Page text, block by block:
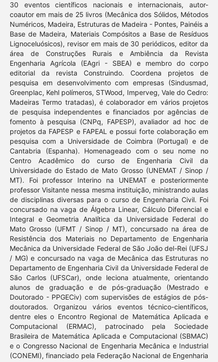
30 eventos científicos nacionais e internacionais, autor-
coautor em mais de 25 livros (Mecânica dos Sólidos, Métodos
Numéricos, Madeira, Estruturas de Madeira - Pontes, Painéis a
Base de Madeira, Materiais Compósitos a Base de Resíduos
Lignoceluósicos), revisor em mais de 30 periódicos, editor da
área de Construções Rurais e Ambiência da Revista
Engenharia Agrícola (EAgri - SBEA) e membro do corpo
editorial da revista Construindo. Coordena projetos de
pesquisa em desenvolvimento com empresas (Sindusmad,
Greenplac, Kehl polímeros, STWood, Imperveg, Vale do Cedro:
Madeiras Termo tratadas), é colaborador em vários projetos
de pesquisa independentes e financiados por agências de
fomento à pesquisa (CNPq, FAPESP), avaliador ad hoc de
projetos da FAPESP e FAPEAL e possui forte colaboração em
pesquisa com a Universidade de Coimbra (Portugal) e de
Cantabria (Espanha). Homenageado com o seu nome no
Centro Acadêmico do curso de Engenharia Civil da
Universidade do Estado de Mato Grosso (UNEMAT / Sinop /
MT). Foi professor Interino na UNEMAT e posteriormente
professor Visitante nessa mesma instituição, ministrando aulas
de disciplinas diversas para o curso de Engenharia Civil. Foi
concursado na vaga de Álgebra Linear, Cálculo Diferencial e
Integral e Geometria Analítica da Universidade Federal do
Mato Grosso (UFMT / Sinop / MT), concursado na área de
Resistência dos Materiais no Departamento de Engenharia
Mecânica da Universidade Federal de São João del-Rei (UFSJ
/ MG) e concursado na vaga de Mecânica das Estruturas no
Departamento de Engenharia Civil da Universidade Federal de
São Carlos (UFSCar), onde leciona atualmente, orientando
alunos de graduação e de pós-graduação (Mestrado e
Doutorado - PPGECiv) com supervisões de estágios de pós-
doutorados. Organizou vários eventos técnico-científicos,
dentre eles o Encontro Regional de Matemática Aplicada e
Computacional (ERMAC), patrocinado pela Sociedade
Brasileira de Matemática Aplicada e Computacional (SBMAC)
e o Congresso Nacional de Engenharia Mecânica e Industrial
(CONEMI), financiado pela Federação Nacional de Engenharia